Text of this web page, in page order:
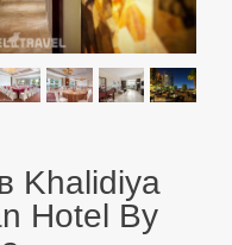
Khalidiya
Hotel By